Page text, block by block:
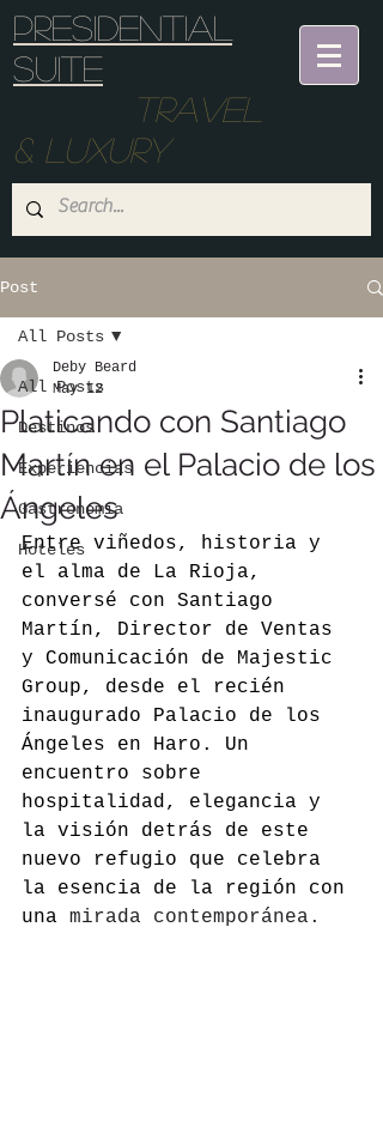
Presidential
suite
Travel
& Luxury
Post
All Posts
Destinos
Experiencias
Gastronomia
Hoteles
All Posts
Platicando con Santiago
Martín en el Palacio de los
Ángeles
Deby Beard
May 12
Entre viñedos, historia y
el alma de La Rioja,
conversé con Santiago
Martín, Director de Ventas
y Comunicación de Majestic
Group, desde el recién
inaugurado Palacio de los
Ángeles en Haro. Un
encuentro sobre
hospitalidad, elegancia y
la visión detrás de este
nuevo refugio que celebra
la esencia de la región con
una mirada contemporánea.